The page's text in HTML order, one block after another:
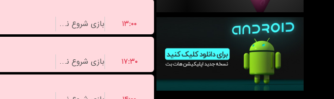
بازی شروع نشده است
۱۳:۰۰
بازی شروع نشده است
۱۷:۳۰